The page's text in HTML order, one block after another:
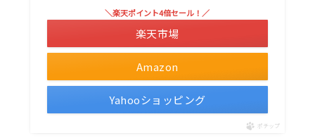
Amazon
＼楽天ポイント4倍セール！／
楽天市場
Yahooショッピング
ポチップ